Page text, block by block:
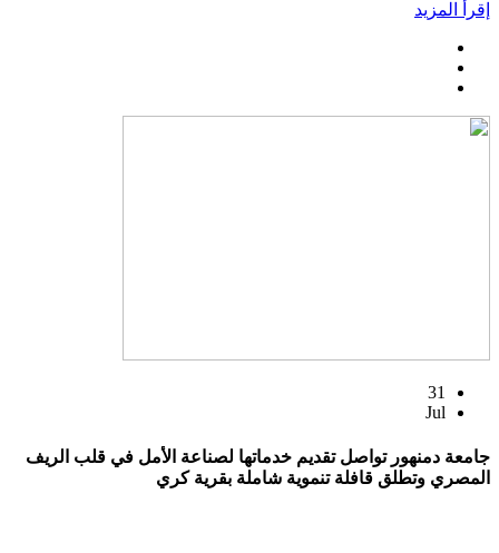
إقرأ المزيد
31
Jul
جامعة دمنهور تواصل تقديم خدماتها لصناعة الأمل في قلب الريف
المصري وتطلق قافلة تنموية شاملة بقرية كري